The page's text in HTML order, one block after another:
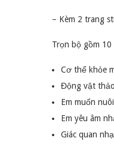
– Kèm 2 trang
Trọn bộ gồm 10
Cơ thể khỏe
Động vật
Em muốn
Em yêu âm
Giác quan